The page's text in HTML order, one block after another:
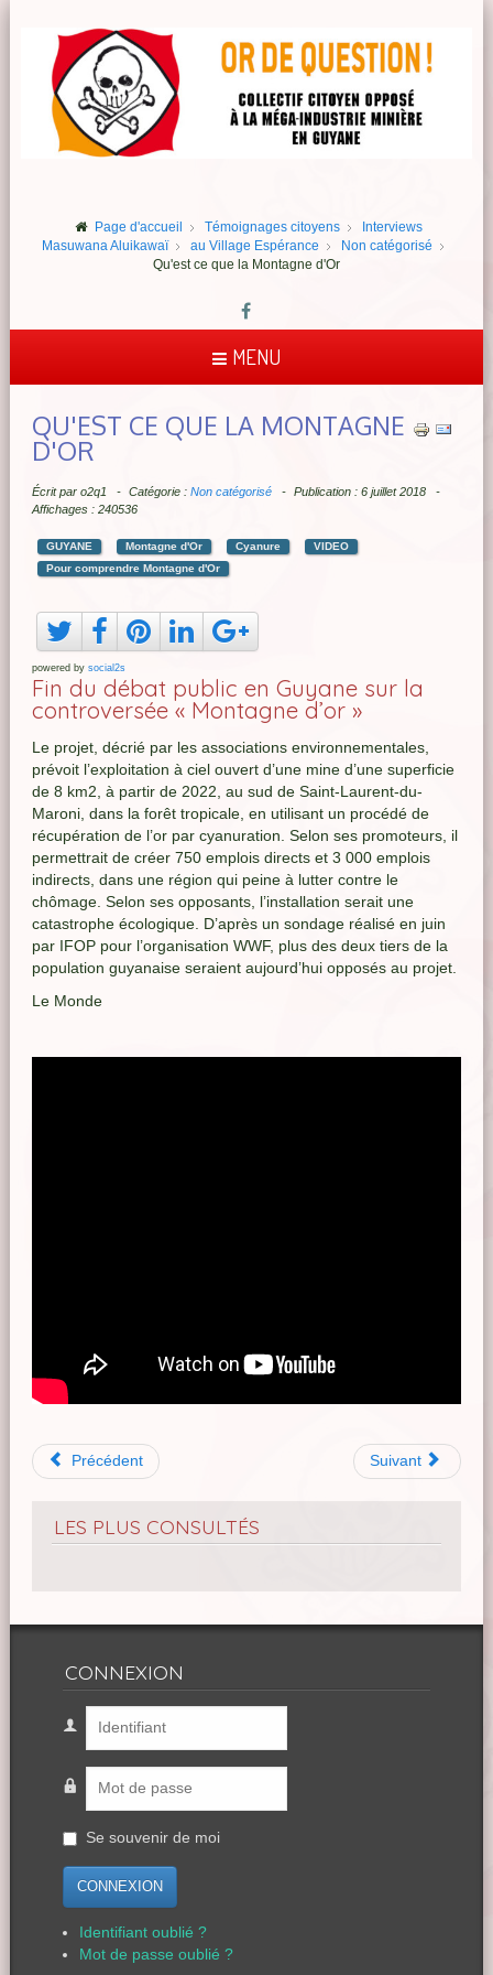
Page d'accueil Témoignages citoyens
Interviews
Masuwana Aluikawaï
au Village Espérance
Non catégorisé
Qu'est ce que la Montagne d'Or
MENU
QU'EST CE QUE LA MONTAGNE
D'OR
Écrit par o2q1 Catégorie : Non catégorisé
Publication : 6 juillet 2018
Affichages : 240536
GUYANE Montagne d'Or Cyanure
VIDEO
Pour comprendre Montagne d'Or
powered by social2s
Fin du débat public en Guyane sur la
controversée « Montagne d’or »
Le projet, décrié par les associations environnementales,
prévoit l’exploitation à ciel ouvert d’une mine d’une superficie
de 8 km2, à partir de 2022, au sud de Saint-Laurent-du-
Maroni, dans la forêt tropicale, en utilisant un procédé de
récupération de l’or par cyanuration. Selon ses promoteurs, il
permettrait de créer 750 emplois directs et 3 000 emplois
indirects, dans une région qui peine à lutter contre le
chômage. Selon ses opposants, l’installation serait une
catastrophe écologique. D’après un sondage réalisé en juin
par IFOP pour l’organisation WWF, plus des deux tiers de la
population guyanaise seraient aujourd’hui opposés au projet.
Le Monde
Précédent Suivant
LES PLUS CONSULTÉS
CONNEXION
Se souvenir de moi
CONNEXION
Identifiant oublié ?
Mot de passe oublié ?